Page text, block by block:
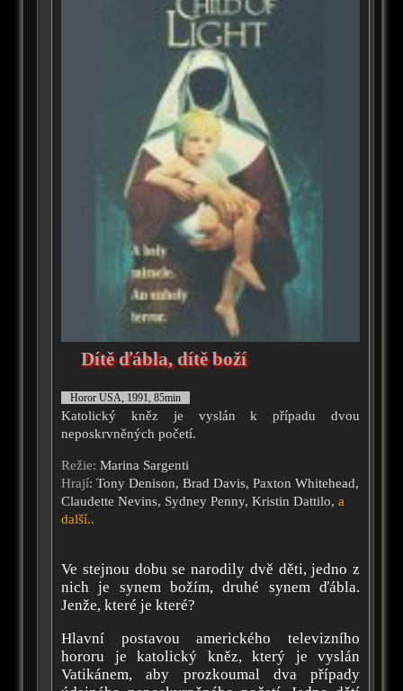
Dítě ďábla, dítě boží
Horor USA, 1991, 85min
Katolický kněz je vyslán k případu dvou
neposkrvněných početí.
Režie: Marina Sargenti
Hrají: Tony Denison, Brad Davis, Paxton Whitehead,
Claudette Nevins, Sydney Penny, Kristin Dattilo, a
další..
Ve stejnou dobu se narodily dvě děti, jedno z
nich je synem božím, druhé synem ďábla.
Jenže, které je které?
Hlavní postavou amerického televizního
hororu je katolický kněz, který je vyslán
Vatikánem, aby prozkoumal dva případy